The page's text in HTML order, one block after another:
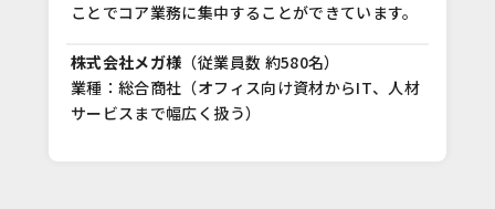
ことでコア業務に集中することができています。
株式会社メガ様 （従業員数 約580名）
業種：総合商社（オフィス向け資材からIT、人材
サービスまで幅広く扱う）